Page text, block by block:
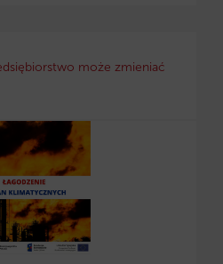
może zmieniać